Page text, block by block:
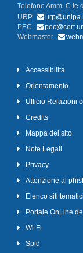
Telefono Amm. C.le
URP
PEC
Webmaster
Accessibilità
Orientamento
Ufficio Relazioni
Credits
Mappa del sito
Note Legali
Privacy
Attenzione al
Elenco siti tematici
Portale OnLine
Wi-Fi
Spid